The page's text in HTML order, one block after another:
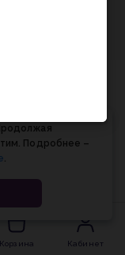
Корзина Кабинет
Подробнее –
.